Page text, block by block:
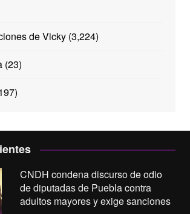
de Vicky(3,224)
(23)
CNDH condena discurso de odio
de diputadas de Puebla contra
adultos mayores y exige sanciones